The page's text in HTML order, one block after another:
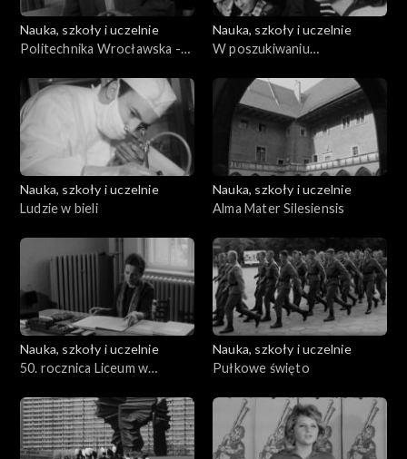
Nauka, szkoły i uczelnie
Politechnika Wrocławska -
Nauka, szkoły i uczelnie
W poszukiwaniu
Nauka, szkoły i uczelnie
Ludzie w bieli
Nauka, szkoły i uczelnie
Alma Mater Silesiensis
Nauka, szkoły i uczelnie
50. rocznica Liceum w
Nauka, szkoły i uczelnie
Pułkowe święto